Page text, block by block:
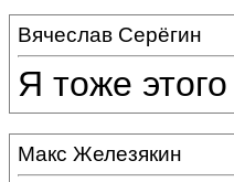
Вячеслав Серёгин
Я тоже
Макс Железякин